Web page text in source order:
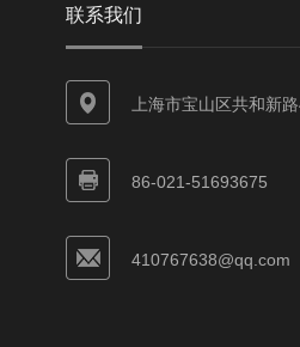
联系我们
上海市宝山区共和新
86-021-51693675
410767638@qq.com